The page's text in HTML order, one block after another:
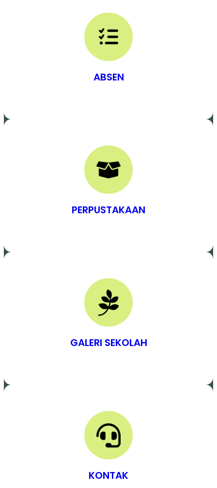
ABSEN
PERPUSTAKAAN
GALERI SEKOLAH
KONTAK